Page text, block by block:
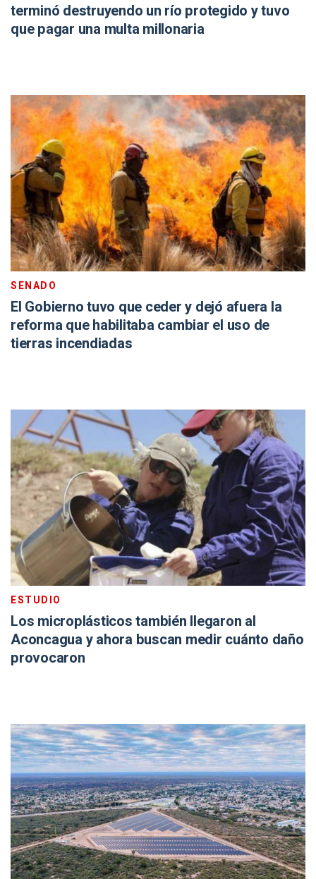
terminó destruyendo un río protegido y tuvo
que pagar una multa millonaria
SENADO
El Gobierno tuvo que ceder y dejó afuera la
reforma que habilitaba cambiar el uso de
tierras incendiadas
ESTUDIO
Los microplásticos también llegaron al
Aconcagua y ahora buscan medir cuánto daño
provocaron